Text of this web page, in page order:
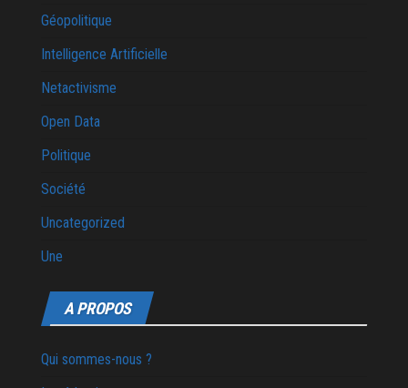
Géopolitique
Intelligence Artificielle
Netactivisme
Open Data
Politique
Société
Uncategorized
Une
A PROPOS
Qui sommes-nous ?